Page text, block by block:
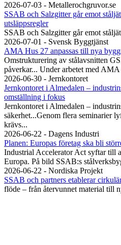
2026-07-03 - Metallerochgruvor.se
SSAB och Salzgitter går emot
utsläppsregler
SSAB och Salzgitter går emot
2026-07-01 - Svensk Byggtjänst
AMA Hus 27 anpassas till nya
Omstrukturering av stålavsnitten
påverkar... Under arbetet med AMA
2026-06-30 - Jernkontoret
Jernkontoret i Almedalen –
omställning i fokus
Jernkontoret i Almedalen –
säkerhet...Genom flera seminarier
krävs...
2026-06-22 - Dagens Industri
Planen: Europas företag ska bli
Industrial Accelerator Act syftar till
Europa. På bild SSAB:s
2026-06-22 - Nordiska Projekt
SSAB och partners etablerar
flöde – från återvunnet material till